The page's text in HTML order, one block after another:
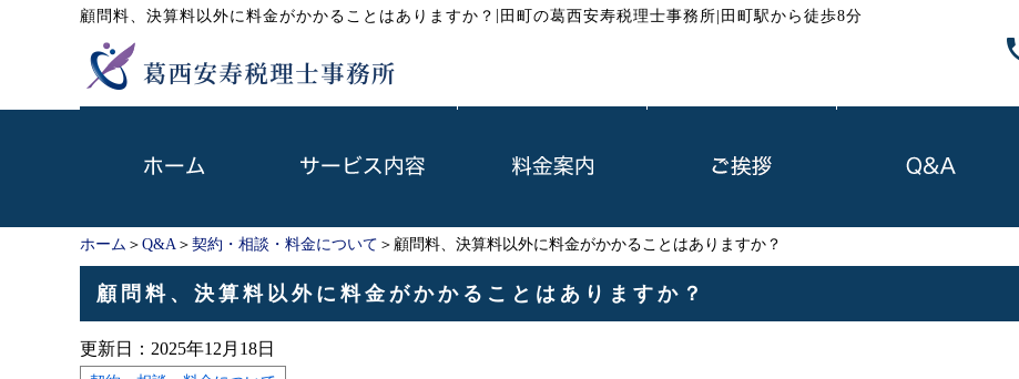
顧問料、決算料以外に料金がかかることはありますか？ 田町の葛西安寿税理士事務所|田町駅から徒歩8分
ホーム ＞ Q&A ＞ 契約・相談・料金について ＞顧問料、決算料以外に料金がかかることはありますか？
顧問料、決算料以外に料金がかかることはありますか？
更新日： 2025年12月18日